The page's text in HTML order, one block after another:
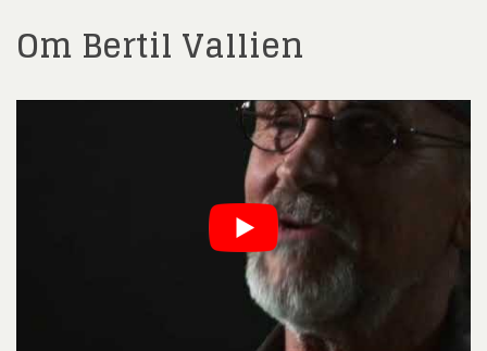
Om Bertil Vallien